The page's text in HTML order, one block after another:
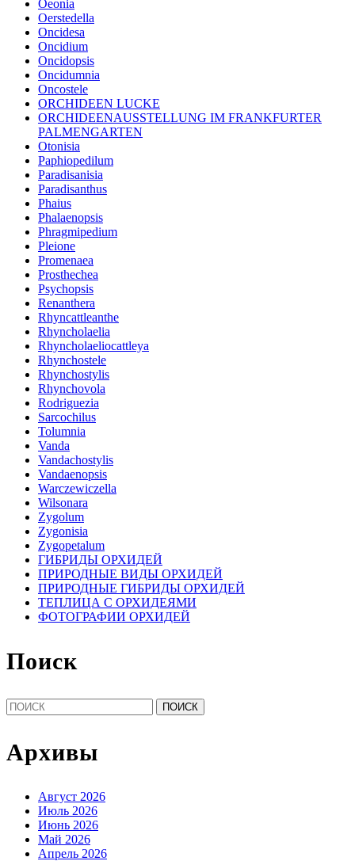
Oeonia
Oerstedella
Oncidesa
Oncidium
Oncidopsis
Oncidumnia
Oncostele
ORCHIDEEN LUCKE
ORCHIDEENAUSSTELLUNG IM FRANKFURTER
PALMENGARTEN
Otonisia
Paphiopedilum
Paradisanisia
Paradisanthus
Phaius
Phalaenopsis
Phragmipedium
Pleione
Promenaea
Prosthechea
Psychopsis
Renanthera
Rhyncattleanthe
Rhyncholaelia
Rhyncholaeliocattleya
Rhynchostele
Rhynchostylis
Rhynchovola
Rodriguezia
Sarcochilus
Tolumnia
Vanda
Vandachostylis
Vandaenopsis
Warczewiczella
Wilsonara
Zygolum
Zygonisia
Zygopetalum
ГИБРИДЫ ОРХИДЕЙ
ПРИРОДНЫЕ ВИДЫ ОРХИДЕЙ
ПРИРОДНЫЕ ГИБРИДЫ ОРХИДЕЙ
ТЕПЛИЦА С ОРХИДЕЯМИ
ФОТОГРАФИИ ОРХИДЕЙ
Поиск
Найти:
Архивы
Август 2026
Июль 2026
Июнь 2026
Май 2026
Апрель 2026